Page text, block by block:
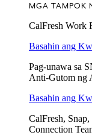
MGA TAMPOK
CalFresh Work
Basahin ang
Pag-unawa sa
Anti-Gutom ng
Basahin ang
CalFresh,
Connection